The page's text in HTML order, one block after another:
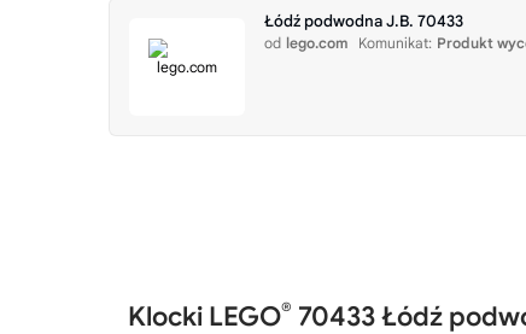
Łódź podwodna J.B. 70433
od lego.com Komunikat: Produkt
Klocki LEGO® 70433 Łódź